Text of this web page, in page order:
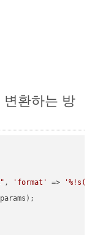
변환하는 방
, 'format' =>